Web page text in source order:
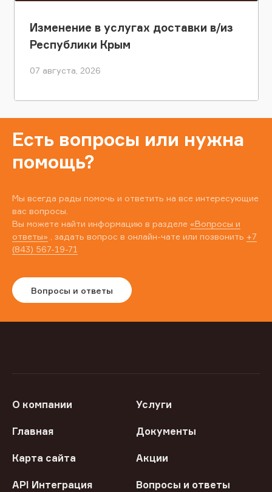
Изменение в услугах доставки в/из
Республики Крым
07 августа, 2026
Есть вопросы или нужна
помощь?
Мы всегда рады помочь и ответить на все интересующие
вас вопросы.
Вы можете найти информацию в разделе «Вопросы и
ответы» , задать вопрос в онлайн-чате или позвонить +7
(843) 567-19-71
Вопросы и ответы
О компании Услуги
Главная Документы
Карта сайта Акции
API Интеграция Вопросы и ответы